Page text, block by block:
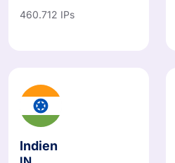
460.712 IPs
Indien
IN